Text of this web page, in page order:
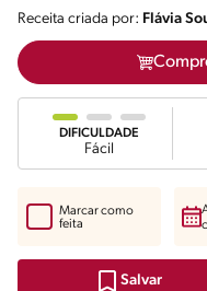
Receita criada por: Flávia
DIFICULDADE
Fácil
Salvar
Marcar como
feita